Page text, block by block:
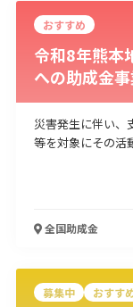
物流・運輸業 製
建設･不動産業
宿泊･旅館業
そ
人材採用・雇用
環境・省エネ
おすすめ
令和8年熊本
への助成金
災害発生に伴い、
等を対象にその活
全国助成金
募集中 おすす